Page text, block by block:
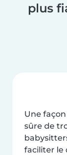
plus
Une
sûre de
faciliter le